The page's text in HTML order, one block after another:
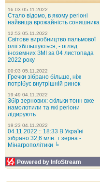
16:03 05.11.2022
Стало відомо, в якому регіоні
найвища врожайність соняшника
12:53 05.11.2022
Світове виробництво пальмової
олії збільшується, - огляд
іноземних ЗМІ за 04 листопада
2022 року
00:03 05.11.2022
Гречки зібрано більше, ніж
потрібує внутрішній ринок
19:49 04.11.2022
Збір зернових: скільки тонн вже
намолотили та які регіони
лідирують
19:23 04.11.2022
04.11.2022 :: 18:33 В Україні
зібрано 32,6 млн. т зерна -
Мінагрополітики ╘
Powered by InfoStream